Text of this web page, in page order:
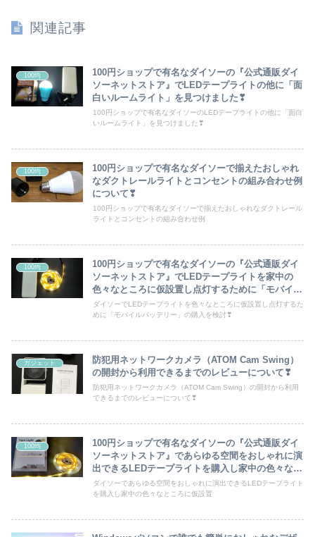
関連記事
100均
100円ショップで有名なダイソーの『公式通販ダイ
ソーネットストア』でLEDテープライトの他に「面
白いルームライト」を見つけました❣
100円ショップで有名なダイソーのLEDテープライトの他に「面白
いルームライト」を見つけました❣
100均
100円ショップで有名なダイソーで揃えたおしゃれ
なダクトレールライトとコンセントの組み合わせ例
について❣
100円ショップで有名なダイソーで揃えたおしゃれなダクトレール
ライトとコンセントの組み合わせ例
100均
100円ショップで有名なダイソーの『公式通販ダイ
ソーネットストア』でLEDテープライトを家中の
色々なところに仮設置し点灯するために「モバイル
バッテリー」の購入を検討してみました❣
ダイソーでLEDテープライトを色々なところに仮設置し点灯するた
めに「モバイルバッテリー」の購入を検討❣
ガジェット
防犯用ネットワークカメラ（ATOM Cam Swing）
の開封から利用できるまでのレビューについて❣
防犯用ネットワークカメラ（ATOM Cam Swing）の開封から利用
できるまでのレビューについて❣
100均
100円ショップで有名なダイソーの『公式通販ダイ
ソーネットストア』であらゆる空間をおしゃれに演
出できるLEDテープライトを購入し家中の色々なと
ころに仮設置してみました❣
ダイソーであらゆる空間をおしゃれに演出できるLEDテープライト
を購入し家中の色々なところに仮設置